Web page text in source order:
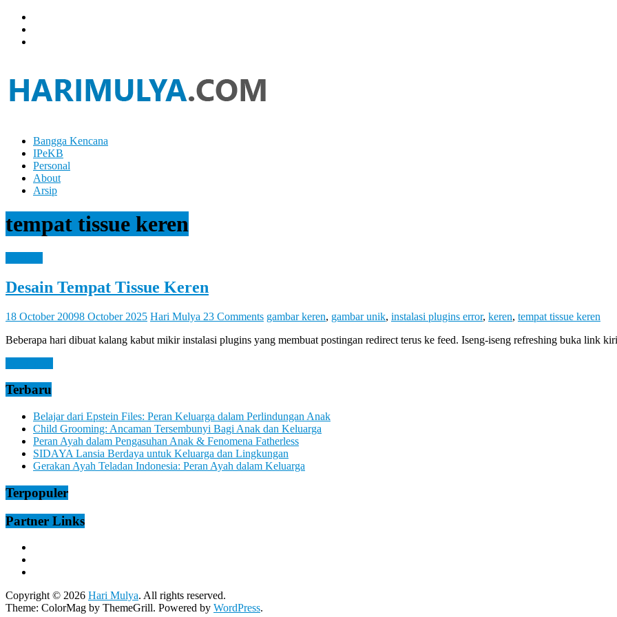
Skip
content
Hari
Mulya
Brain
Can
Analyze
Right
Brain
You
Feel
It
Bangga Kencana
IPeKB
Personal
About
Arsip
tempat tissue keren
Desain Tempat Tissue Keren
18 October 20098 October 2025 Hari Mulya 23 Comments gambar keren, gambar unik, instalasi plugins error, keren, tempat tissue keren
Beberapa hari dibuat kalang kabut mikir instalasi plugins yang membuat postingan redirect terus ke feed. Iseng-iseng refreshing buka link
Terbaru
Belajar dari Epstein Files: Peran Keluarga dalam Perlindungan Anak
Child Grooming: Ancaman Tersembunyi Bagi Anak dan Keluarga
Peran Ayah dalam Pengasuhan Anak & Fenomena Fatherless
SIDAYA Lansia Berdaya untuk Keluarga dan Lingkungan
Gerakan Ayah Teladan Indonesia: Peran Ayah dalam Keluarga
Terpopuler
Partner Links
Copyright © 2026 Hari Mulya. All rights reserved.
Theme: ColorMag by ThemeGrill. Powered by WordPress.